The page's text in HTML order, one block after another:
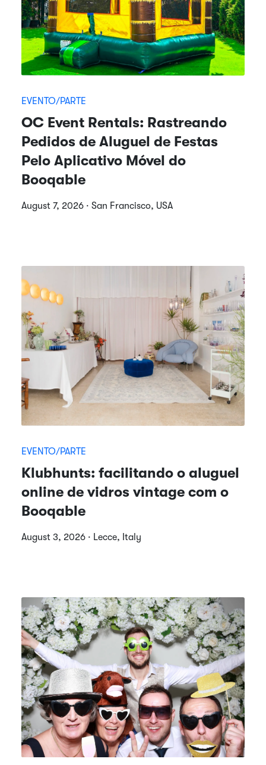
EVENTO/PARTE
OC Event Rentals: Rastreando
Pedidos de Aluguel de Festas
Pelo Aplicativo Móvel do
Booqable
August 7, 2026 · San Francisco, USA
EVENTO/PARTE
Klubhunts: facilitando o aluguel
online de vidros vintage com o
Booqable
August 3, 2026 · Lecce, Italy